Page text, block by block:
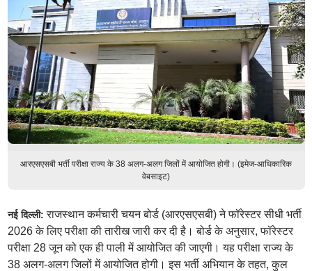
आरएसएसबी भर्ती परीक्षा राज्य के 38 अलग-अलग जिलों में आयोजित होगी। (इमेज-आधिकारिक
वेबसाइट)
नई दिल्ली:राजस्थान कर्मचारी चयन बोर्ड (आरएसएसबी) ने फॉरेस्टर सीधी भर्ती
2026 के लिए परीक्षा की तारीख जारी कर दी है। बोर्ड के अनुसार, फॉरेस्टर
परीक्षा 28 जून को एक ही पाली में आयोजित की जाएगी। यह परीक्षा राज्य के
38 अलग-अलग जिलों में आयोजित होगी। इस भर्ती अभियान के तहत, कुल